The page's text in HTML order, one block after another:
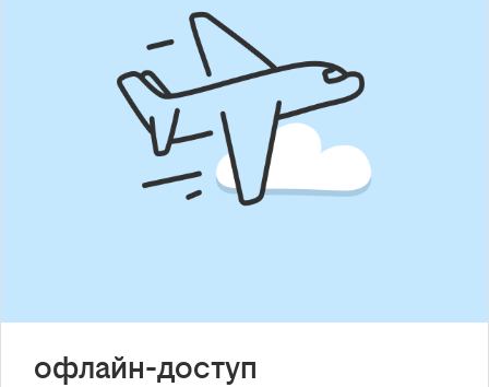
офлайн-доступ